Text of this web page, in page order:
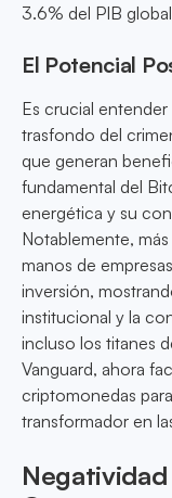
3.6% del PIB
El Potencial
Es crucial
trasfondo del
que generan
fundamental del
energética y su
Notablemente,
manos de
inversión,
institucional y la
incluso los titanes
Vanguard, ahora
criptomonedas
transformador en